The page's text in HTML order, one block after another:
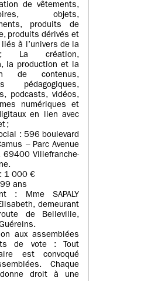
de vêtements,
objets,
produits de
produits dérivés et
à l’univers de la
; La création,
la production et la
de contenus,
pédagogiques,
podcasts, vidéos,
numériques et
en lien avec
;
: 596 boulevard
– Parc Avenue
69400 Villefranche-
1 000 €
ans
: Mme SAPALY
demeurant
de Belleville,
aux assemblées
de vote : Tout
est convoqué
Chaque
droit à une